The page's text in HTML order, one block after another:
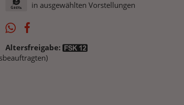
in ausgewählten Vorstellungen
Altersfreigabe: